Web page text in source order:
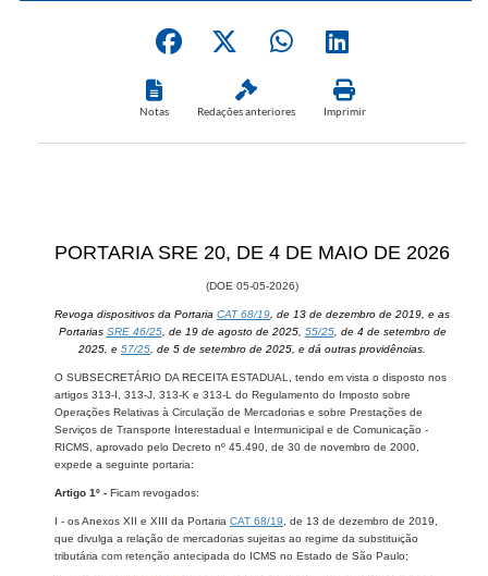
Notas Redações anteriores Imprimir
PORTA​RIA SRE 20, DE 4 DE MAIO DE 2026
(DOE ​05-05-2026​​)
Revoga dispositivos da Portaria CAT 68/19 , de 13 de dezembro de 2019, e as
Portarias SRE 46/25, de 19 de agosto de 2025, 55/25​​, de 4 de setembro de
2025, e 57/25 ​, de 5 de setembro de 2025, e dá outras providências.
O SUBSECRETÁRIO DA RECEITA ESTADUAL, tendo em vista o disposto nos
artigos 313-I, 313-J, 313-K e 313-L do Regulamento do Imposto sobre
Operações Relativas à Circulação de Mercadorias e sobre Prestações de
Serviços de Transporte Interestadual e Intermunicipal e de Comunicação -
RICMS, aprovado pelo Decreto nº 45.490, de 30 de novembro de 2000,
expede a seguinte portaria:
Artigo 1º - Ficam revogados:
I - os Anexos XII e XIII da Portaria CAT 68/19 , de 13 de dezembro de 2019,
que divulga a relação de mercadorias sujeitas ao regime da substituição
tributária com retenção antecipada do ICMS no Estado de São Paulo;